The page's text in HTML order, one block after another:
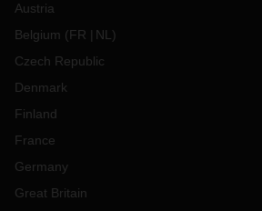
Austria
Belgium (FR NL )
Czech Republic
Denmark
Finland
France
Germany
Great Britain